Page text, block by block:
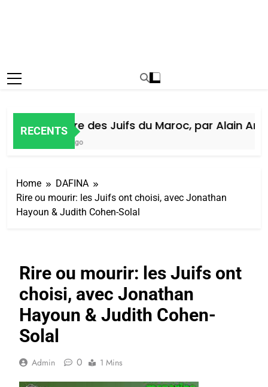
RECENTS
Histoire des Juifs du Maroc, par Alain Amiel
5 Jours Ago
Home
DAFINA
Rire ou mourir: les Juifs ont choisi, avec Jonathan
Hayoun & Judith Cohen-Solal
Rire ou mourir: les Juifs ont
choisi, avec Jonathan
Hayoun & Judith Cohen-
Solal
Admin 0 1 Mins